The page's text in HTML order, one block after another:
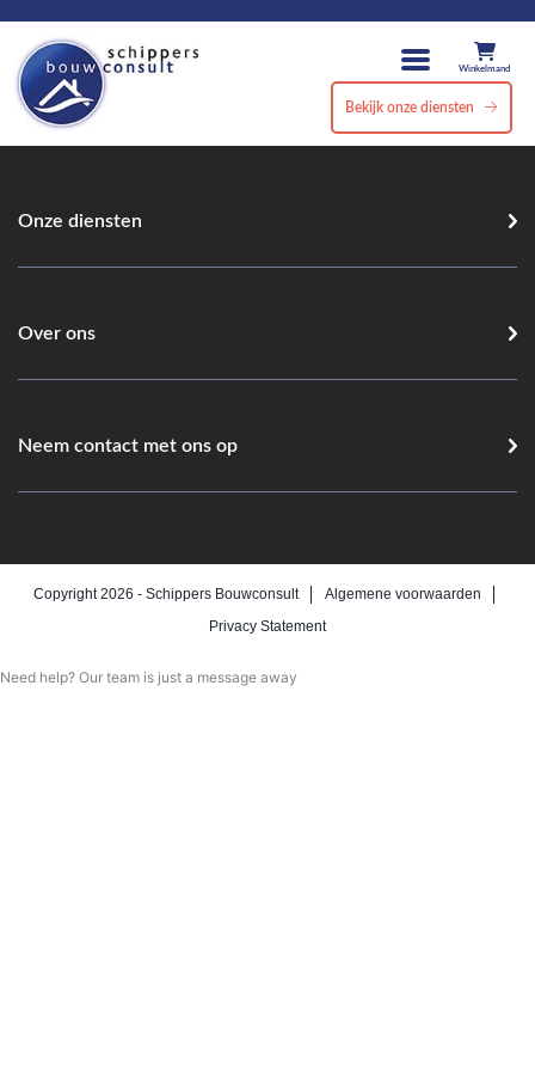
Winkelmand
Bekijk onze diensten
Onze diensten
Over ons
Neem contact met ons op
Copyright 2026 - Schippers Bouwconsult
Algemene voorwaarden
Privacy Statement
Need help? Our team is just a message away